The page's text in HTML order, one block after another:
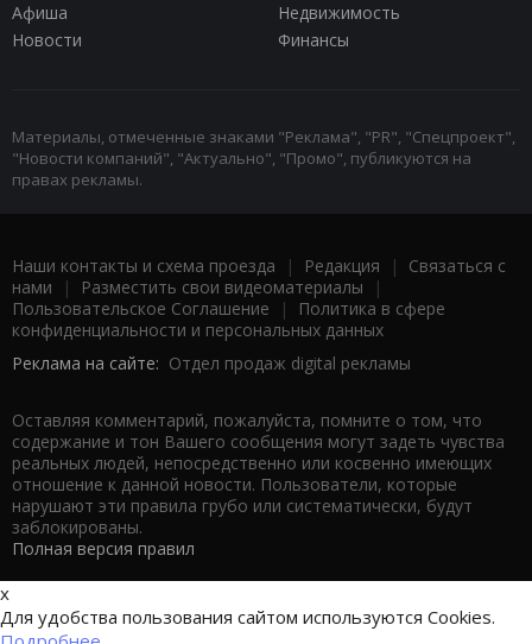
Афиша
Недвижимость
Новости
Финансы
Материалы, отмеченные знаками "Реклама", "PR", "Спецпроект",
"Новости компаний", "Актуально", "Промо", публикуются на
правах рекламы.
Наши контакты и схема проезда | Редакция | Связаться с
нами | Разместить свои видеоматериалы |
Пользовательское Соглашение |
Политика в сфере
конфиденциальности и персональных данных
Реклама на сайте: Отдел продаж digital рекламы
Оставляя комментарий, пожалуйста, помните о том, что
содержание и тон Вашего сообщения могут задеть чувства
реальных людей, непосредственно или косвенно имеющих
отношение к данной новости. Пользователи, которые
нарушают эти правила грубо или систематически, будут
заблокированы.
Полная версия правил
x
Для удобства пользования сайтом используются Cookies.